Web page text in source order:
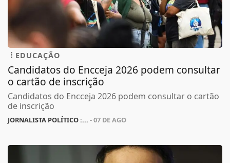
EDUCAÇÃO
Candidatos do Encceja 2026 podem consultar
o cartão de inscrição
Candidatos do Encceja 2026 podem consultar o cartão
de inscrição
JORNALISTA POLÍTICO :... - 07 DE AGO